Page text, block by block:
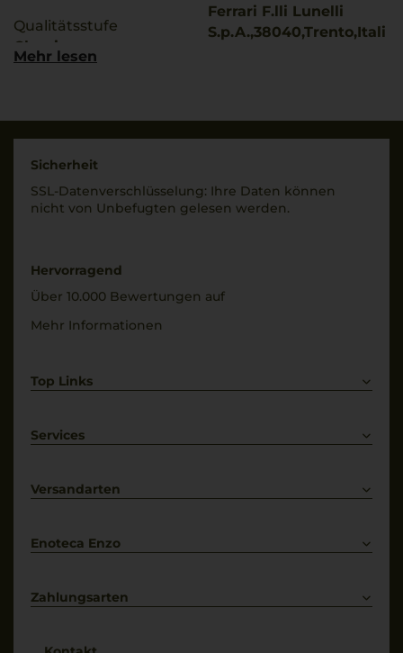
Qualitätsstufe
Classico
40% Chardonnay
Trinktemperatur
Alkoholgehalt
Restsüße
7,7 g/L
Ferrari F.lli Lunelli
S.p.A.,38040,Trento,Itali
Füllmenge
Geschmack
Mehr lesen
Sicherheit
SSL-Daten­verschlüs­selung: Ihre Daten können
nicht von Unbe­fugten gelesen werden.
Hervorragend
Über 10.000 Bewertungen auf
Mehr Informationen
Top Links
Weißwein
Services
Kontakt
Versandarten
Enoteca Enzo
Bewertungs-Richtlinien
Zahlungsarten